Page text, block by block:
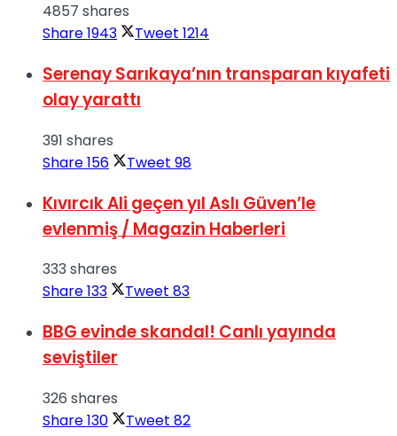
View All Result
4857 shares
Share1943 Tweet 1214
Serenay Sarıkaya’nın transparan kıyafeti
olay yarattı
391 shares
Share156 Tweet 98
Kıvırcık Ali geçen yıl Aslı Güven’le
evlenmiş / Magazin Haberleri
333 shares
Share133 Tweet 83
BBG evinde skandal! Canlı yayında
seviştiler
326 shares
Share130 Tweet 82